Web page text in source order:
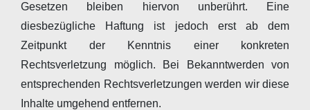
Gesetzen bleiben hiervon unberührt. Eine
diesbezügliche Haftung ist jedoch erst ab dem
Zeitpunkt der Kenntnis einer konkreten
Rechtsverletzung möglich. Bei Bekanntwerden von
entsprechenden Rechtsverletzungen werden wir diese
Inhalte umgehend entfernen.